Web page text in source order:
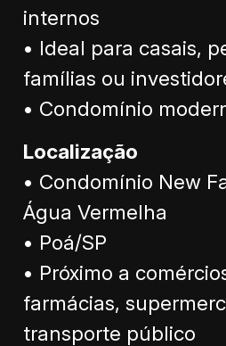
internos
• Ideal para casais,
famílias ou
• Condomínio
Localização
• Condomínio New
Água Vermelha
• Poá/SP
• Próximo a
farmácias,
transporte público